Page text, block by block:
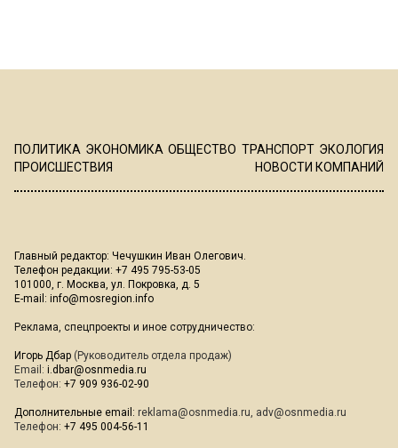
ПОЛИТИКА ЭКОНОМИКА ОБЩЕСТВО ТРАНСПОРТ ЭКОЛОГИЯ
ПРОИСШЕСТВИЯ
НОВОСТИ КОМПАНИЙ
Главный редактор: Чечушкин Иван Олегович.
Телефон редакции: +7 495 795-53-05
101000, г. Москва, ул. Покровка, д. 5
E-mail: info@mosregion.info
Реклама, спецпроекты и иное сотрудничество:
Игорь Дбар (Руководитель отдела продаж)
Email: i.dbar@osnmedia.ru
Телефон: +7 909 936-02-90
Дополнительные email: reklama@osnmedia.ru, adv@osnmedia.ru
Телефон: +7 495 004-56-11